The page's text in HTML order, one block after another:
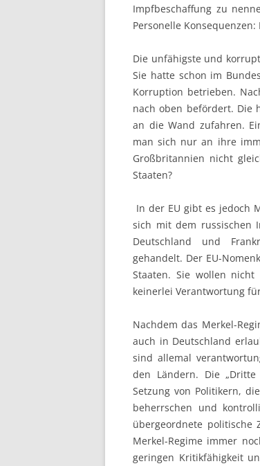
Impfbeschaffung zu
Personelle Konsequenzen:
Die unfähigste und
Sie hatte schon im
Korruption betrieben.
nach oben befördert. Die
an die Wand zufahren.
man sich nur an ihre
Großbritannien nicht
Staaten?
In der EU gibt es jedoch
sich mit dem russischen
Deutschland und
gehandelt. Der EU-
Staaten. Sie wollen nicht
keinerlei Verantwortung
Nachdem das Merkel-
auch in Deutschland
sind allemal
den Ländern. Die
Setzung von Politikern,
beherrschen und
übergeordnete politische
Merkel-Regime immer
geringen Kritikfähigkeit